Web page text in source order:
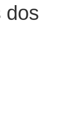
dos